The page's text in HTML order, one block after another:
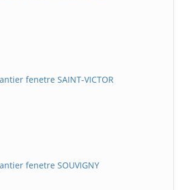
fenetre SAINT-VICTOR
fenetre SOUVIGNY